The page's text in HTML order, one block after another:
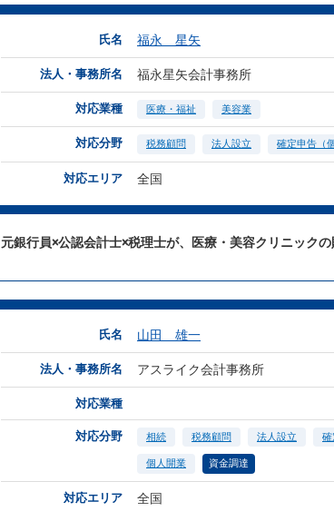
氏名 福永 星矢
法人・事務所名 福永星矢会計事務所
対応業種 医療・福祉 美容業
対応分野 税務顧問 法人設立 確定申告（
対応エリア 全国
元銀行員×公認会計士×税理士が、医療・美容クリニック
氏名 山田 雄一
法人・事務所名 アスライク会計事務所
対応業種
対応分野 相続 税務顧問 法人設立 確
個人開業 資金調達
対応エリア 全国